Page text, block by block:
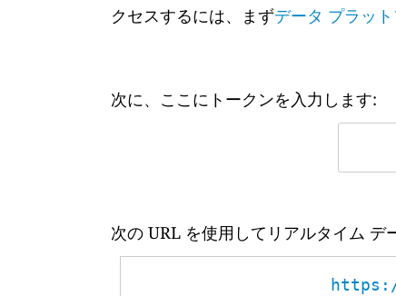
クセスするには、まずデータ プラッ
次に、ここにトークンを入力します:
次の URL を使用してリアルタイム デ